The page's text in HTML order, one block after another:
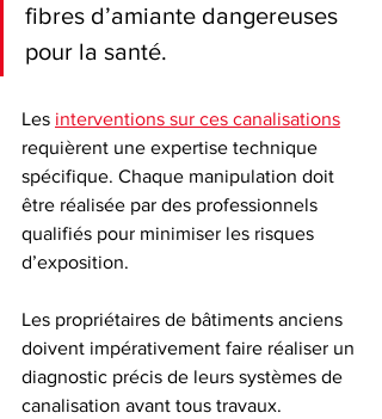
fibres d’amiante dangereuses
pour la santé.
Les interventions sur ces canalisations
requièrent une expertise technique
spécifique. Chaque manipulation doit
être réalisée par des professionnels
qualifiés pour minimiser les risques
d’exposition.
Les propriétaires de bâtiments anciens
doivent impérativement faire réaliser un
diagnostic précis de leurs systèmes de
canalisation avant tous travaux.